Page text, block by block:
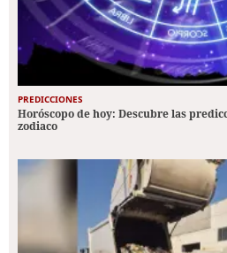
PREDICCIONES
Horóscopo de hoy: Descubre las
zodiaco